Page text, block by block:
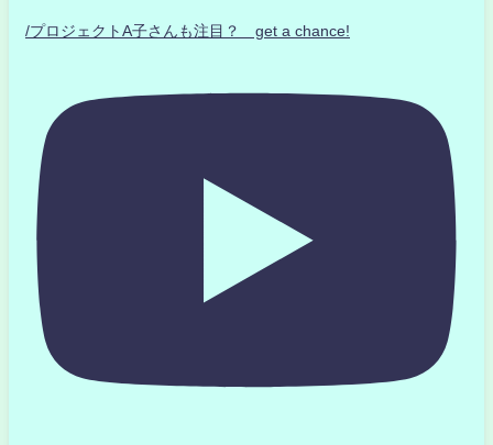
/プロジェクトA子さんも注目？ get a chance!